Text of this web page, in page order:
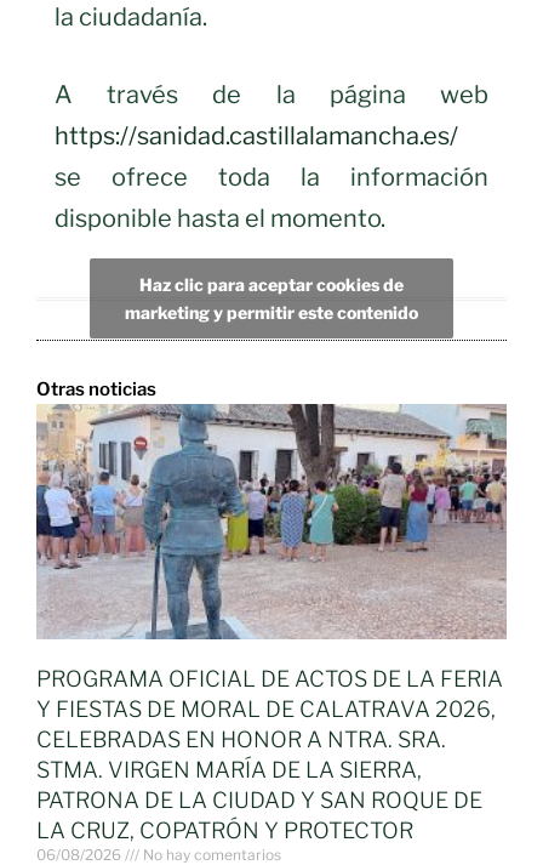
la ciudadanía.
A través de la página web
https://sanidad.castillalamancha.es/
se ofrece toda la información
disponible hasta el momento.
Haz clic para aceptar cookies de
marketing y permitir este contenido
Otras noticias
PROGRAMA OFICIAL DE ACTOS DE LA FERIA
Y FIESTAS DE MORAL DE CALATRAVA 2026,
CELEBRADAS EN HONOR A NTRA. SRA.
STMA. VIRGEN MARÍA DE LA SIERRA,
PATRONA DE LA CIUDAD Y SAN ROQUE DE
LA CRUZ, COPATRÓN Y PROTECTOR
06/08/2026 No hay comentarios